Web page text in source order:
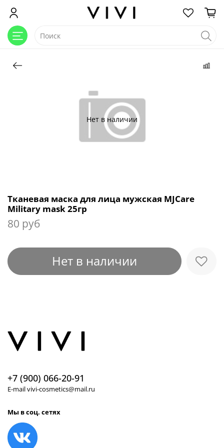
Нет в наличии
Тканевая маска для лица мужская MJCare
Military mask 25гр
80 руб
Нет в наличии
+7 (900) 066-20-91
E-mail vivi-cosmetics@mail.ru
Мы в соц. сетях